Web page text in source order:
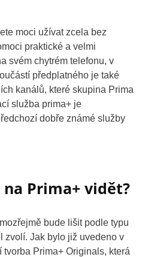
moci užívat zcela bez
praktické a velmi
svém chytrém telefonu, v
předplatného je také
kanálů, které skupina Prima
služba prima+ je
dobře známé služby
na Prima+ vidět?
bude lišit podle typu
zvolí. Jak bylo již uvedeno v
Prima+ Originals, která